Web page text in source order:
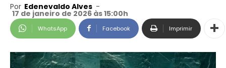
Por Edenevaldo Alves -
17 de janeiro de 2026 às 15:00h
WhatsApp Facebook Imprimir